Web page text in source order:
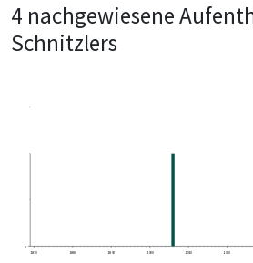
4 nachgewiesene
Schnitzlers
0
1870
1880 1890 1900 1910 1920